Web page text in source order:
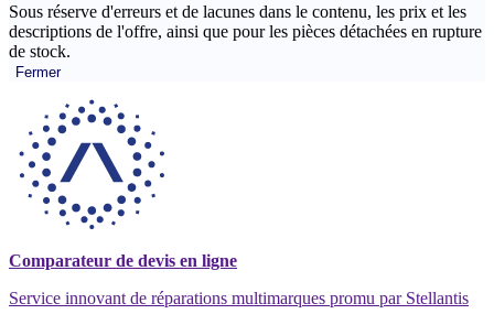
Sous réserve d'erreurs et de lacunes dans le contenu, les prix et les
descriptions de l'offre, ainsi que pour les pièces détachées en rupture
de stock.
Fermer
Comparateur de devis en ligne
Service innovant de réparations multimarques promu par Stellantis